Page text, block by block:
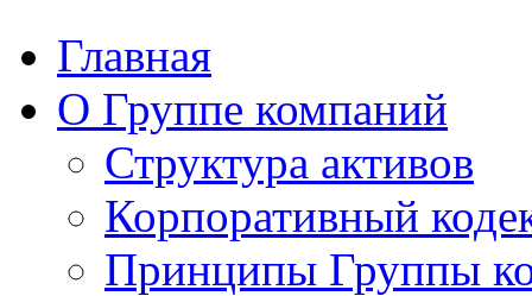
Главная
О Группе компаний
Структура активов
Корпоративный
Принципы Группы